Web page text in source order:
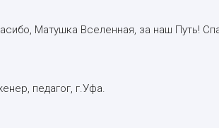
Матушка Вселенная, за наш Путь!
педагог, г.Уфа.